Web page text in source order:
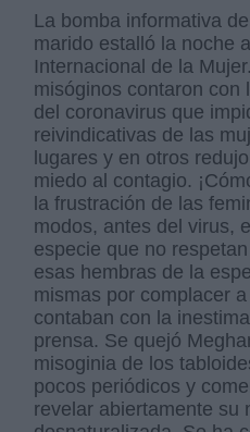
La bomba informativa
marido estalló la noche
Internacional de la
misóginos contaron con
del coronavirus que
reivindicativas de las
lugares y en otros
miedo al contagio.
la frustración de las
modos, antes del virus,
especie que no
esas hembras de la
mismas por complacer
contaban con la
prensa. Se quejó
misoginia de los
pocos periódicos y
revelar abiertamente su